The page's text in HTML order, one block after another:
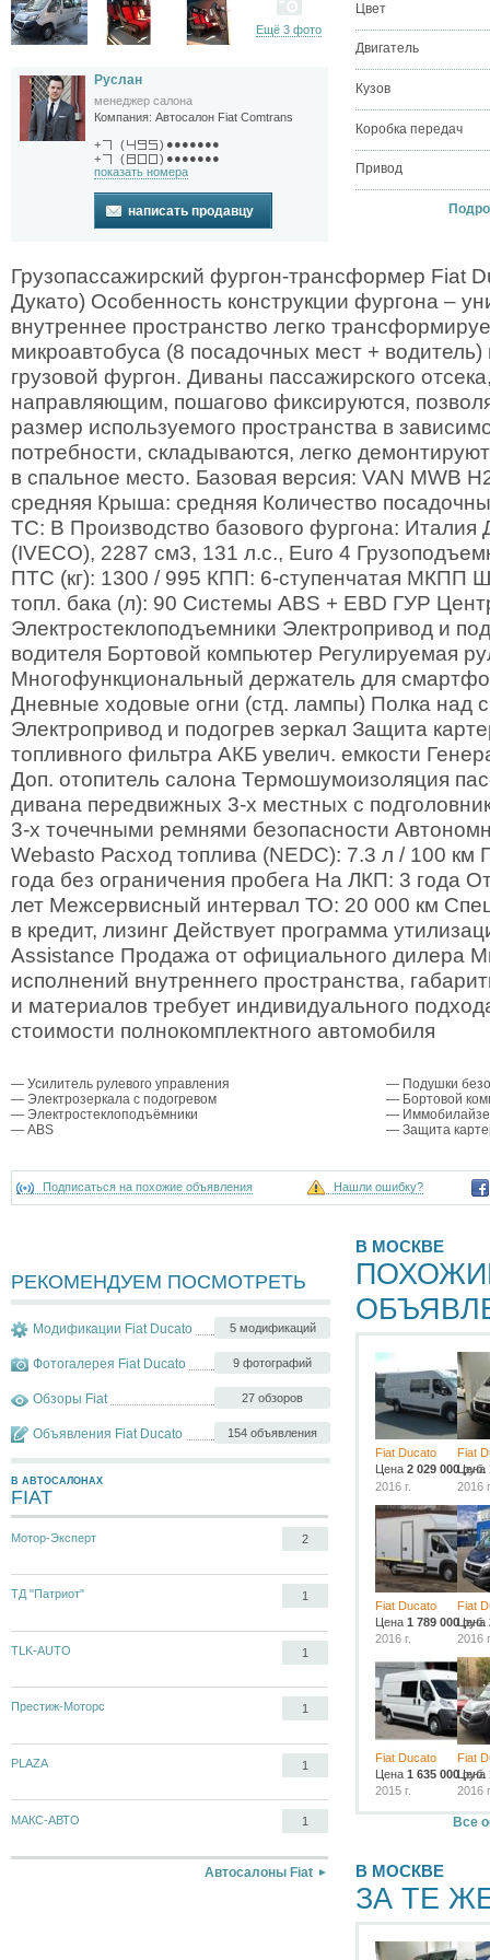
Ещё 3 фото
Руслан
менеджер салона
Компания: Автосалон Fiat Comtrans
+ ( ) ●●●●●●●
+
( ) ●●●●●●●
показать номера
написать продавцу
Цвет
Двигатель
Кузов
Коробка передач
Привод
Грузопассажирский фургон-трансформер Fiat
Дукато) Особенность конструкции фургона –
внутреннее пространство легко
микроавтобуса (8 посадочных мест + водитель)
грузовой фургон. Диваны пассажирского
направляющим, пошагово фиксируются,
размер используемого пространства в
потребности, складываются, легко
в спальное место. Базовая версия: VAN MWB
средняя Крыша: средняя Количество
ТС: B Производство базового фургона: Италия
(IVECO), 2287 см3, 131 л.с., Euro 4
ПТС (кг): 1300 / 995 КПП: 6-ступенчатая МКПП
топл. бака (л): 90 Системы ABS + EBD ГУР
Электростеклоподъемники Электропривод и
водителя Бортовой компьютер Регулируемая
Многофункциональный держатель для
Дневные ходовые огни (стд. лампы) Полка над
Электропривод и подогрев зеркал Защита
топливного фильтра АКБ увелич. емкости
Доп. отопитель салона Термошумоизоляция
дивана передвижных 3-х местных с
3-х точечными ремнями безопасности
Webasto Расход топлива (NEDC): 7.3 л / 100 км
года без ограничения пробега На ЛКП: 3 года
лет Межсервисный интервал ТО: 20 000 км
в кредит, лизинг Действует программа
Assistance Продажа от официального дилера
исполнений внутреннего пространства,
и материалов требует индивидуального
стоимости полнокомплектного автомобиля
— Усилитель рулевого управления
— Электрозеркала с подогревом
— Электростеклоподъёмники
— ABS
— Подушки
— Бортовой
—
— Защита
Подписаться на похожие объявления Нашли ошибку?
РЕКОМЕНДУЕМ ПОСМОТРЕТЬ
5 модификаций
Модификации Fiat Ducato
9 фотографий
Фотогалерея Fiat Ducato
27 обзоров
Обзоры Fiat
154 объявления
Объявления Fiat Ducato
В АВТОСАЛОНАХ
FIAT
Мотор-Эксперт 2
ТД "Патриот" 1
TLK-AUTO 1
Престиж-Моторс 1
PLAZA 1
МАКС-АВТО 1
Автосалоны Fiat
В МОСКВЕ
Fiat Ducato
Цена 2 029 000руб.
2016 г.
Fiat
Цена
2016
Fiat Ducato
Цена 1 789 000 руб.
2016 г.
Fiat
Цена
2016
Fiat Ducato
Цена 1 635 000 руб.
2015 г.
Fiat
Цена
2016
Все
В МОСКВЕ
ЗА ТЕ